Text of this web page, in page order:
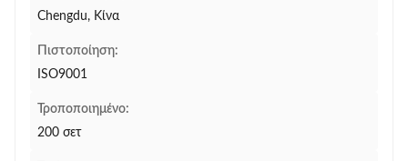
Chengdu, Κίνα
Πιστοποίηση:
ISO9001
Τροποποιημένο:
200 σετ